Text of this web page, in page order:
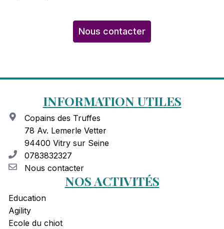
Nous contacter
INFORMATION UTILES
Copains des Truffes
78 Av. Lemerle Vetter
94400 Vitry sur Seine
0783832327
Nous contacter
NOS ACTIVITÉS
Education
Agility
Ecole du chiot